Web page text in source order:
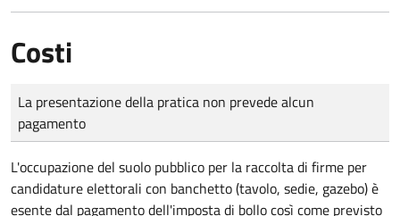
Costi
Tipo di pagamento
Importo
La presentazione della pratica non prevede alcun
pagamento
L'occupazione del suolo pubblico per la raccolta di firme per
candidature elettorali con banchetto (tavolo, sedie, gazebo) è
esente dal pagamento dell'imposta di bollo così come previsto